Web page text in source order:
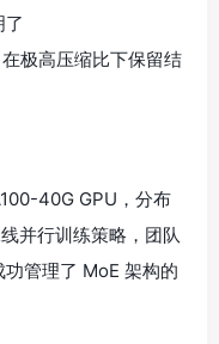
极高压缩比下保留结
40G GPU，分布
并行训练策略，团队
管理了 MoE 架构的